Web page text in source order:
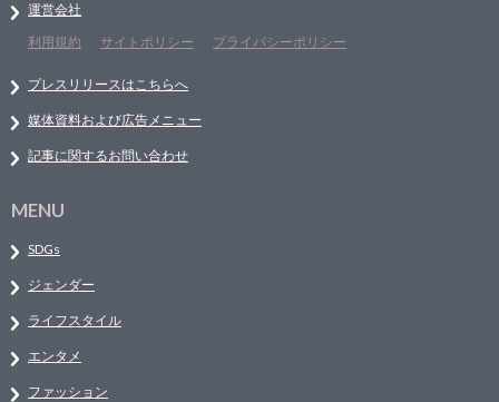
運営会社
利用規約
サイトポリシー プライバシーポリシー
プレスリリースはこちらへ
媒体資料および広告メニュー
記事に関するお問い合わせ
MENU
SDGs
ジェンダー
ライフスタイル
エンタメ
ファッション